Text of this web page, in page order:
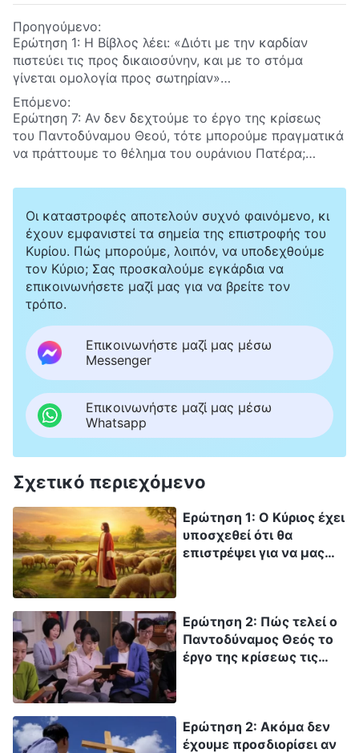
Προηγούμενο:
Ερώτηση 1: Η Βίβλος λέει: «Διότι με την καρδίαν
πιστεύει τις προς δικαιοσύνην, και με το στόμα
γίνεται ομολογία προς σωτηρίαν»
(Προς Ρωμαίους 10:10)
πίστης μας στον Ιησού. Άπαξ και σωθήκαμε,
σωθήκαμε για πάντα. Όταν ο Κύριος έρθει θα είμαστε
σίγουρα ικανοί να εισέλθουμε στη βασιλεία των
ουρανών.
Επόμενο:
Ερώτηση 7: Αν δεν δεχτούμε το έργο της κρίσεως
του Παντοδύναμου Θεού, τότε μπορούμε πραγματικά
να πράττουμε το θέλημα του ουράνιου Πατέρα;
των ουρανών;
Οι καταστροφές αποτελούν συχνό φαινόμενο, κι
έχουν εμφανιστεί τα σημεία της επιστροφής του
Κυρίου. Πώς μπορούμε, λοιπόν, να υποδεχθούμε
τον Κύριο; Σας προσκαλούμε εγκάρδια να
επικοινωνήσετε μαζί μας για να βρείτε τον
τρόπο.
Επικοινωνήστε μαζί μας μέσω
Messenger
Επικοινωνήστε μαζί μας μέσω
Whatsapp
Σχετικό περιεχόμενο
Ερώτηση 1: Ο Κύριος έχει
υποσχεθεί ότι θα
επιστρέψει για να μας
ο Κύριος έχει ήδη
ενσαρκωθεί για να
πραγματοποιήσει το
προφητεία στη Βίβλο, ο
Κύριος θα έρθει επί
Ερώτηση 2: Πώς τελεί ο
Παντοδύναμος Θεός το
έργο της κρίσεως τις
στην τελείωση μέσα από
τα λόγια Του; Αυτό
Ερώτηση 2: Ακόμα δεν
έχουμε προσδιορίσει αν